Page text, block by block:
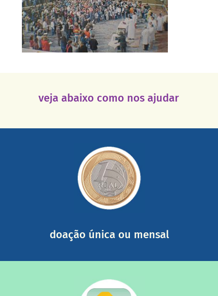
veja abaixo como nos ajudar
doação única ou mensal
mail mostrando tudo o que fizemos com a sua ajuda
somada a de outras pessoas.
saiba mais